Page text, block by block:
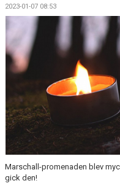
MATCHER
SISU
STÖDJANDE MEDLEM
BILDGALLERI
2023-01-07 08:53
Marschall-promenaden blev
gick den!